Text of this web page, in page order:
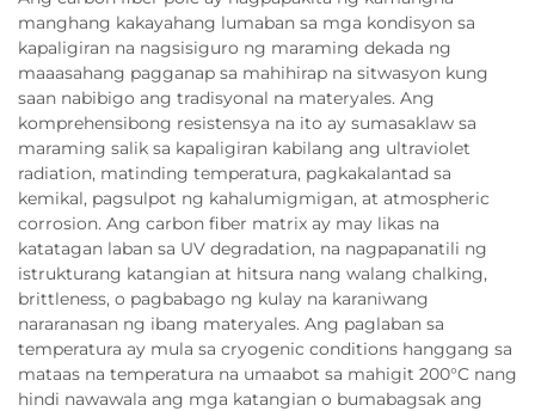
manghang kakayahang lumaban sa mga kondisyon sa
kapaligiran na nagsisiguro ng maraming dekada ng
maaasahang pagganap sa mahihirap na sitwasyon kung
saan nabibigo ang tradisyonal na materyales. Ang
komprehensibong resistensya na ito ay sumasaklaw sa
maraming salik sa kapaligiran kabilang ang ultraviolet
radiation, matinding temperatura, pagkakalantad sa
kemikal, pagsulpot ng kahalumigmigan, at atmospheric
corrosion. Ang carbon fiber matrix ay may likas na
katatagan laban sa UV degradation, na nagpapanatili ng
istrukturang katangian at hitsura nang walang chalking,
brittleness, o pagbabago ng kulay na karaniwang
nararanasan ng ibang materyales. Ang paglaban sa
temperatura ay mula sa cryogenic conditions hanggang sa
mataas na temperatura na umaabot sa mahigit 200°C nang
hindi nawawala ang mga katangian o bumabagsak ang